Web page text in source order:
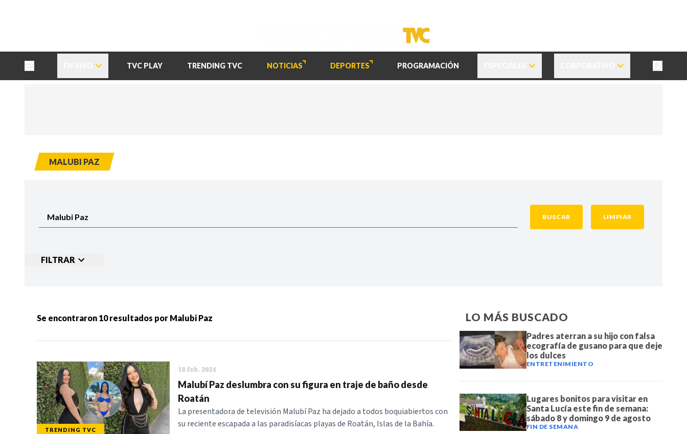
TVC PLAY TRENDING TVC NOTICIAS DEPORTES PROGRAMACIÓN
MALUBI PAZ
BUSCAR LIMPIAR
FILTRAR
Categorias: NOTICIAS SERIES
Se encontraron 10 resultados por Malubi Paz
TRENDING TVC
18 feb. 2024
Malubí Paz deslumbra con su figura en traje de baño desde
Roatán
La presentadora de televisión Malubí Paz ha dejado a todos boquiabiertos con
su reciente escapada a las paradisíacas playas de Roatán, Islas de la Bahía.
LO MÁS BUSCADO
Padres aterran a su hijo con falsa
ecografía de gusano para que deje
los dulces
ENTRETENIMIENTO
Lugares bonitos para visitar en
Santa Lucía este fin de semana:
sábado 8 y domingo 9 de agosto
FIN DE SEMANA